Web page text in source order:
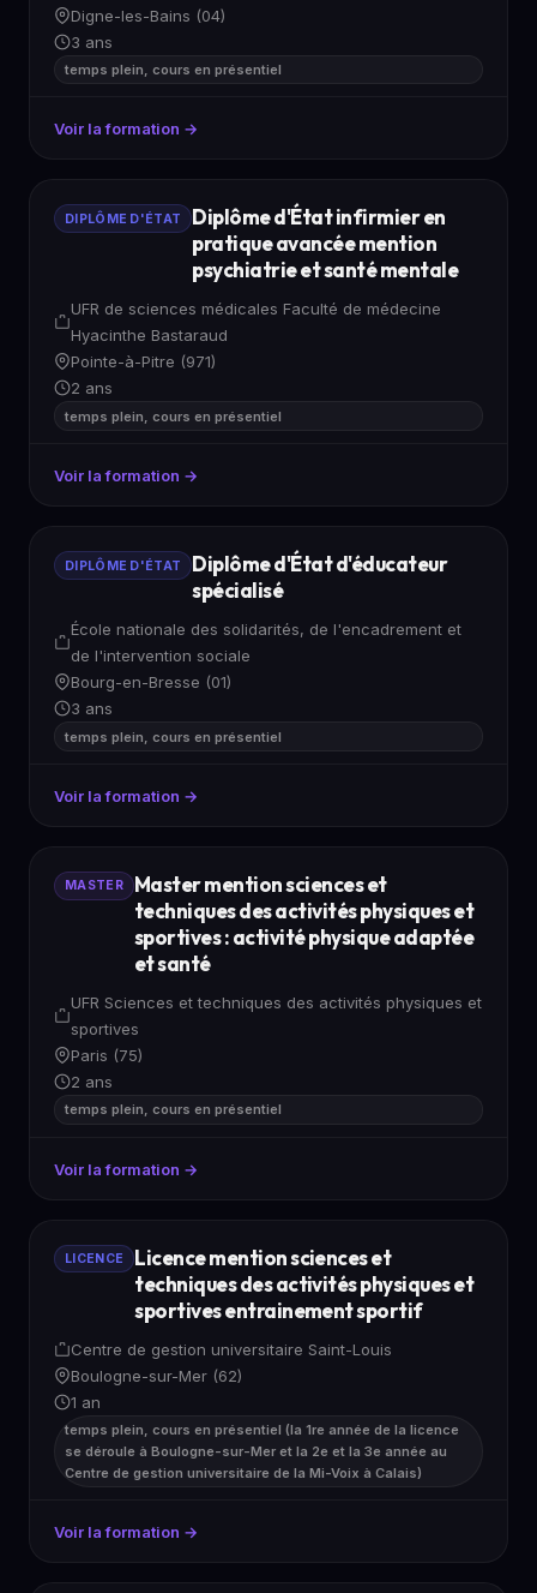
Digne-les-Bains (04)
3 ans
temps plein, cours en présentiel
Voir la formation →
DIPLÔME D'ÉTAT
Diplôme d'État infirmier en
pratique avancée mention
psychiatrie et santé mentale
UFR de sciences médicales Faculté de médecine
Hyacinthe Bastaraud
Pointe-à-Pitre (971)
2 ans
temps plein, cours en présentiel
Voir la formation →
DIPLÔME D'ÉTAT
Diplôme d'État d'éducateur
spécialisé
École nationale des solidarités, de l'encadrement et
de l'intervention sociale
Bourg-en-Bresse (01)
3 ans
temps plein, cours en présentiel
Voir la formation →
MASTER
Master mention sciences et
techniques des activités physiques et
sportives : activité physique adaptée
et santé
UFR Sciences et techniques des activités physiques et
sportives
Paris (75)
2 ans
temps plein, cours en présentiel
Voir la formation →
LICENCE
Licence mention sciences et
techniques des activités physiques et
sportives entrainement sportif
Centre de gestion universitaire Saint-Louis
Boulogne-sur-Mer (62)
1 an
temps plein, cours en présentiel (la 1re année de la licence
se déroule à Boulogne-sur-Mer et la 2e et la 3e année au
Centre de gestion universitaire de la Mi-Voix à Calais)
Voir la formation →